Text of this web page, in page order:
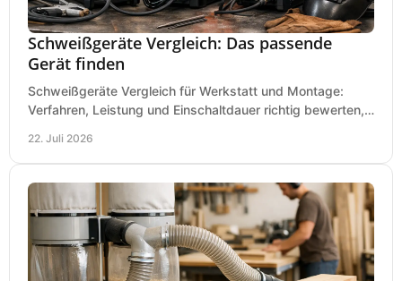
Schweißgeräte Vergleich: Das passende
Gerät finden
Schweißgeräte Vergleich für Werkstatt und Montage:
Verfahren, Leistung und Einschaltdauer richtig bewerten,
22. Juli 2026